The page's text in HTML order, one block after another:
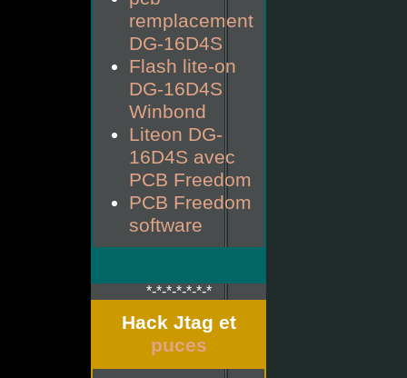
remplacement
DG-16D4S
Flash lite-on
DG-16D4S
Winbond
Liteon DG-
16D4S avec
PCB Freedom
PCB Freedom
software
*-*-*-*-*-*-*
Hack Jtag et
puces